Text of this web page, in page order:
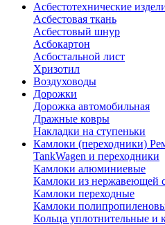
Асбестотехнические
Асбестовая ткань
Асбестовый шнур
Асбокартон
Асбостальной лист
Хризотил
Воздуховоды
Дорожки
Дорожка автомобильная
Дражные ковры
Накладки на ступеньки
Камлоки (переходники)
TankWagen и переходники
Камлоки алюминиевые
Камлоки из нержавеющей
Камлоки переходные
Камлоки
Кольца уплотнительные и